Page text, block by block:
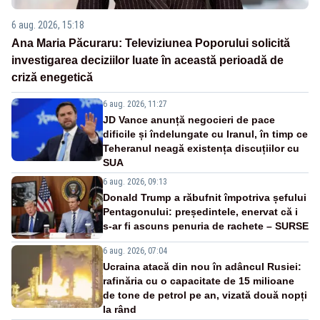
6 aug. 2026, 15:18
Ana Maria Păcuraru: Televiziunea Poporului solicită
investigarea deciziilor luate în această perioadă de
criză enegetică
6 aug. 2026, 11:27
JD Vance anunță negocieri de pace
dificile și îndelungate cu Iranul, în timp ce
Teheranul neagă existența discuțiilor cu
SUA
6 aug. 2026, 09:13
Donald Trump a răbufnit împotriva șefului
Pentagonului: președintele, enervat că i
s-ar fi ascuns penuria de rachete – SURSE
6 aug. 2026, 07:04
Ucraina atacă din nou în adâncul Rusiei:
rafinăria cu o capacitate de 15 milioane
de tone de petrol pe an, vizată două nopți
la rând